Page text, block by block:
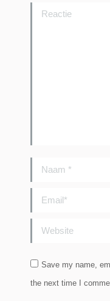
Reactie
Naam *
Email *
Website
Save my name,
the next time I